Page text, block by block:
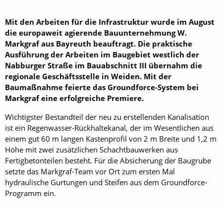
Mit den Arbeiten für die Infrastruktur wurde im August
die europaweit agierende Bauunternehmung W.
Markgraf aus Bayreuth ­beauftragt. Die praktische
Ausführung der Arbeiten im Baugebiet westlich der
Nabburger Straße im Bauabschnitt III ­übernahm die
regionale Geschäftsstelle in Weiden. Mit der
Baumaßnahme feierte das Groundforce-System bei
Markgraf eine erfolgreiche Premiere.
Wichtigster Bestandteil der neu zu erstellenden Kanalisation
ist ein Regenwasser-Rückhaltekanal, der im Wesentlichen aus
einem gut 60 m langen Kastenprofil von 2 m Breite und 1,2 m
Höhe mit zwei zusätzlichen Schachtbauwerken aus
Fertigbetonteilen besteht. Für die Absicherung der Baugrube
setzte das Markgraf-Team vor Ort zum ersten Mal
hydraulische Gurtungen und Steifen aus dem Groundforce-
Programm ein.